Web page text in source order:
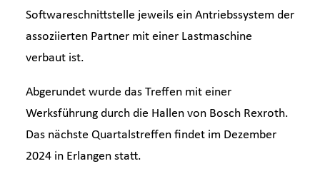
Softwareschnittstelle jeweils ein Antriebssystem der
assoziierten Partner mit einer Lastmaschine
verbaut ist.
Abgerundet wurde das Treffen mit einer
Werksführung durch die Hallen von Bosch Rexroth.
Das nächste Quartalstreffen findet im Dezember
2024 in Erlangen statt.